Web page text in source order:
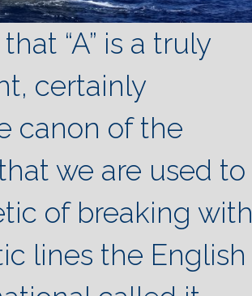
“A” is a truly
certainly
canon of the
we are used to
of breaking with
lines the English